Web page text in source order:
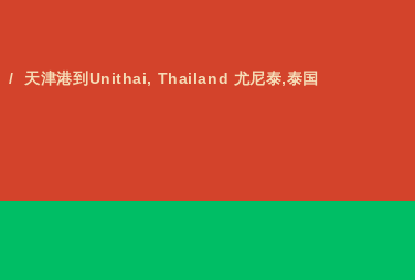
天津港到Unithai, Thailand 尤尼泰,泰国